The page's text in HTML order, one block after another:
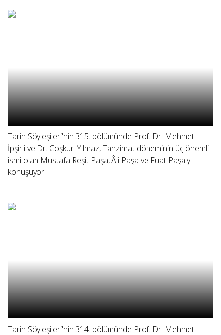
Tarih Söyleşileri'nin 315. bölümünde Prof. Dr. Mehmet
İpşirli ve Dr. Coşkun Yılmaz, Tanzimat döneminin üç önemli
ismi olan Mustafa Reşit Paşa, Âli Paşa ve Fuat Paşa'yı
konuşuyor.
Tarih Söyleşileri'nin 314. bölümünde Prof. Dr. Mehmet